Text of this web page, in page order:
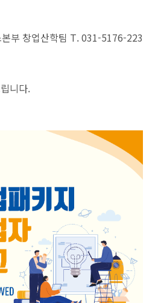
부 창업산학팀 T. 031-5176-223
니다.